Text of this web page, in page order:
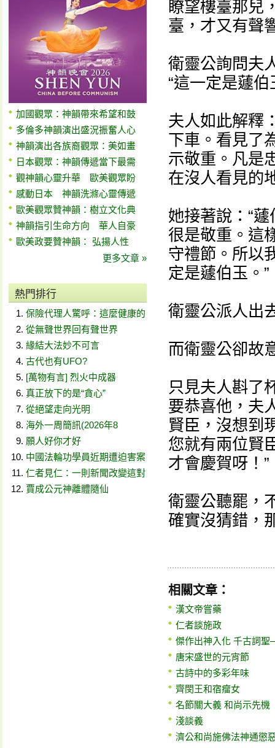
加國觀眾：神韻帶來希望和鼓
多倫多神韻演出盛況振奮人心
神韻演出各族裔觀眾：美如畫
日本觀眾：神韻傳遞當下最需
觀神韻心靈升華 歐美觀眾盼
感動日本 神韻洗滌心靈傳遞
歐美觀眾贊神韻：樹立文化典
神韻指引生命方向 華人自豪
歐美政要贊神韻： 弘揚人性
更多文章 »
熱門排行
保險代理人驚呼：這麼健康的
從無聲世界回有聲世界
緣結大法妙不可言
古代也有UFO?
[萬物有言] 烈火中成器
真正放下的是“貪心”
從絕望走向光明
海外一周簡訊(2026年8
願人好你才好
中國法輪功學員近期遭迫害案
仁者見仁：一則新聞改變這對
賈成公元神離體隨仙
瞭望樓臺那兒
臺，才又有聲
衛靈公詢問夫
“這一定是蘧
夫人如此解釋
下車。看見了
示敬重。凡是
在沒人看見的
她接著說：“
很是敬重。這
守禮節。所以
定是蘧伯玉。”
衛靈公派人出
而衛靈公卻故
只見夫人斟了
要恭喜他，夫
賢臣，沒想到
您就有兩位賢
才會慶賀呀！”
衛靈公聽罷，
確實沒猜錯，
相關文章：
漢文帝嘗藥
仁者談施政
傑作出神入化 千古詞
唐宋盛世的元宵節
古詩中的多彩年味
齊閔王和宿瘤女
名節關大義 和尚示先機
淺談義
濟公和尚施佛法神通懲